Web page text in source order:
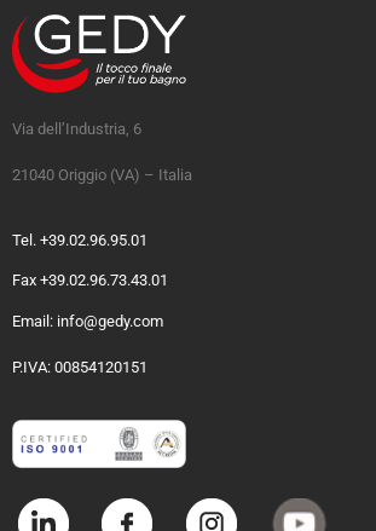
Via dell’Industria, 6
21040 Origgio (VA) – Italia
Tel. +39.02.96.95.01
Fax +39.02.96.73.43.01
Email: info@gedy.com
P.IVA: 00854120151